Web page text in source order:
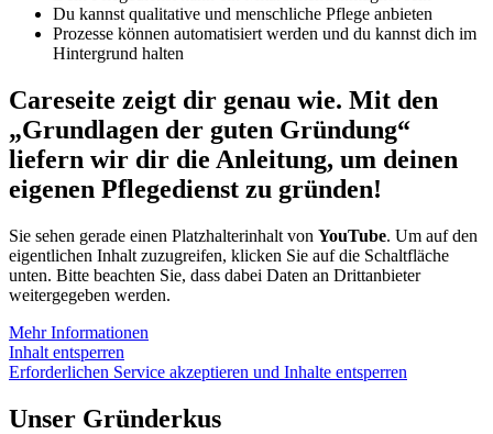
Du kannst qualitative und menschliche Pflege anbieten
Prozesse können automatisiert werden und du kannst dich im
Hintergrund halten
Careseite zeigt dir genau wie. Mit den
„Grundlagen der guten Gründung“
liefern wir dir die Anleitung, um deinen
eigenen Pflegedienst zu gründen!
Sie sehen gerade einen Platzhalterinhalt von YouTube. Um auf den
eigentlichen Inhalt zuzugreifen, klicken Sie auf die Schaltfläche
unten. Bitte beachten Sie, dass dabei Daten an Drittanbieter
weitergegeben werden.
Mehr Informationen
Inhalt entsperren
Erforderlichen Service akzeptieren und Inhalte entsperren
Unser Gründerkus